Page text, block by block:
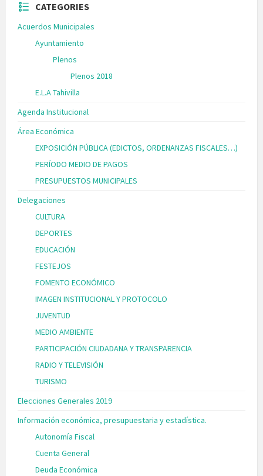
CATEGORIES
Acuerdos Municipales
Ayuntamiento
Plenos
Plenos 2018
E.L.A Tahivilla
Agenda Institucional
Área Económica
EXPOSICIÓN PÚBLICA (EDICTOS, ORDENANZAS FISCALES…)
PERÍODO MEDIO DE PAGOS
PRESUPUESTOS MUNICIPALES
Delegaciones
CULTURA
DEPORTES
EDUCACIÓN
FESTEJOS
FOMENTO ECONÓMICO
IMAGEN INSTITUCIONAL Y PROTOCOLO
JUVENTUD
MEDIO AMBIENTE
PARTICIPACIÓN CIUDADANA Y TRANSPARENCIA
RADIO Y TELEVISIÓN
TURISMO
Elecciones Generales 2019
Información económica, presupuestaria y estadística.
Autonomía Fiscal
Cuenta General
Deuda Económica